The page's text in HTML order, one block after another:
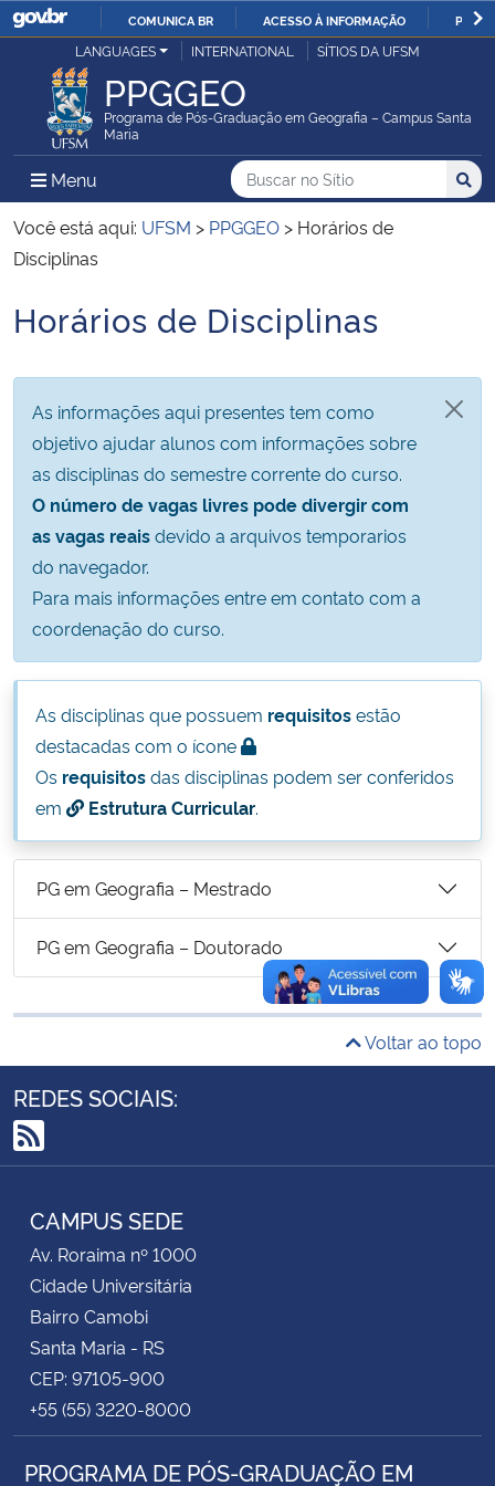
IR
O
COMUNICA BR ACESSO À INFORMAÇÃO
Ministério da Justiça e Segurança Pública
Ministério da Defesa
Ministério das Relações Exteriores
Ministério da Infraestrutura
Ministério da Educação
Ministério da Cidadania
Ministério da Saúde
Ministério de Minas e Energia
Ministério do Meio Ambiente
Ministério do Turismo
Ministério do Desenvolvimento Regional
Controladoria-Geral da União
Ministério da Mulher, da Família e dos Direitos Humanos
Secretaria de Governo
Advocacia-Geral da União
Banco Central do Brasil
LANGUAGES INTERNATIONAL SÍTIOS DA UFSM
PPGGEO
Programa de Pós-Graduação em Geografia – Campus Santa
Maria
Menu Menu Principal do Sítio
Busca
Buscar no no Sítio
Busca:
Você está aqui: UFSM > PPGGEO > Horários de
Disciplinas
Início do conteúdo
Horários de Disciplinas
As informações aqui presentes tem como
objetivo ajudar alunos com informações sobre
as disciplinas do semestre corrente do curso.
O número de vagas livres pode divergir com
as vagas reaisdevido a arquivos temporarios
do navegador.
Para mais informações entre em contato com a
coordenação do curso.
As disciplinas que possuem requisitosestão
destacadas com o ícone
Os requisitosdas disciplinas podem ser conferidos
em
Estrutura Curricular.
PG em Geografia – Mestrado
PG em Geografia – Doutorado
Voltar ao topo
REDES SOCIAIS:
RSS
CAMPUS SEDE
Av. Roraima nº 1000
Cidade Universitária
Bairro Camobi
Santa Maria - RS
CEP: 97105-900
+55 (55) 3220-8000
PROGRAMA DE PÓS-GRADUAÇÃO EM